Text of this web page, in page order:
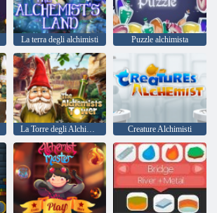
La terra degli alchimisti Puzzle alchimista
La Torre degli Alchimisti Creature Alchimisti